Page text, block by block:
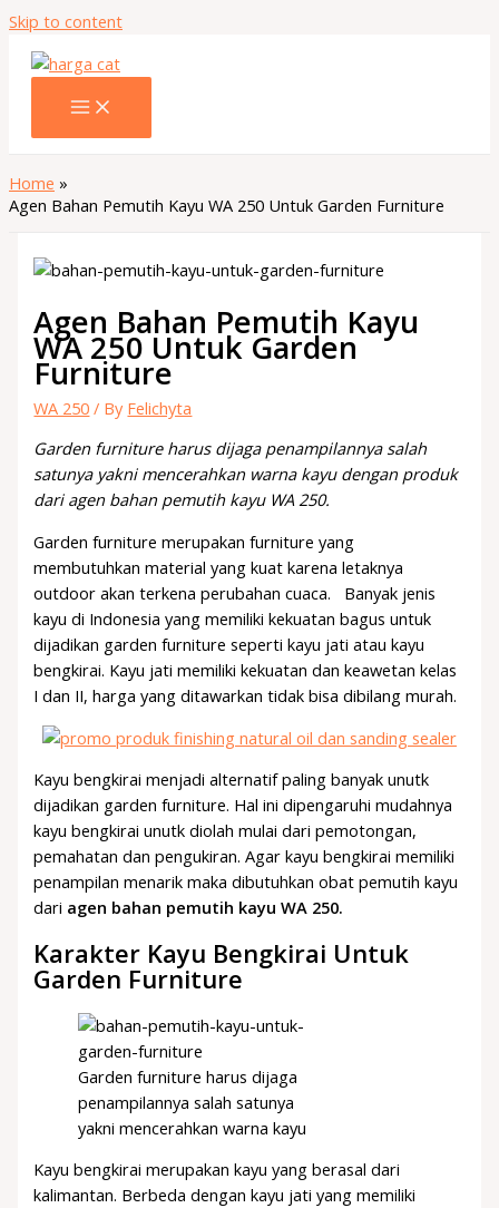
Skip to content
Home
Agen Bahan Pemutih Kayu WA 250 Untuk Garden Furniture
Agen Bahan Pemutih Kayu
WA 250 Untuk Garden
Furniture
WA 250 / By Felichyta
Garden furniture harus dijaga penampilannya salah
satunya yakni mencerahkan warna kayu dengan produk
dari agen bahan pemutih kayu WA 250.
Garden furniture merupakan furniture yang
membutuhkan material yang kuat karena letaknya
outdoor akan terkena perubahan cuaca. Banyak jenis
kayu di Indonesia yang memiliki kekuatan bagus untuk
dijadikan garden furniture seperti kayu jati atau kayu
bengkirai. Kayu jati memiliki kekuatan dan keawetan kelas
I dan II, harga yang ditawarkan tidak bisa dibilang murah.
Kayu bengkirai menjadi alternatif paling banyak unutk
dijadikan garden furniture. Hal ini dipengaruhi mudahnya
kayu bengkirai unutk diolah mulai dari pemotongan,
pemahatan dan pengukiran. Agar kayu bengkirai memiliki
penampilan menarik maka dibutuhkan obat pemutih kayu
dari agen bahan pemutih kayu WA 250.
Karakter Kayu Bengkirai Untuk
Garden Furniture
Garden furniture harus dijaga
penampilannya salah satunya
yakni mencerahkan warna kayu
Kayu bengkirai merupakan kayu yang berasal dari
kalimantan. Berbeda dengan kayu jati yang memiliki